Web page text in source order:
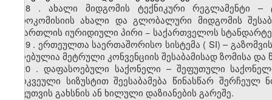
8. ახალი მიდგომის ტექნიკური რეგლამენტი –
ევროკომისიის ახალი და გლობალური მიდგომის
ამართლის იურიდიული პირი − საქართველოს
9. ერთეულთა საერთაშორისო სისტემა ( SI) –
მიღებულია მეტრული კონვენციის შესაბამისად ზომისა
20. დაფასოებული საქონელი – შეფუთული
გარკვეული სიზუსტით შეესაბამება წინასწარ
შეფუთვის გახსნის ან ხილული დაზიანების გარეშე.